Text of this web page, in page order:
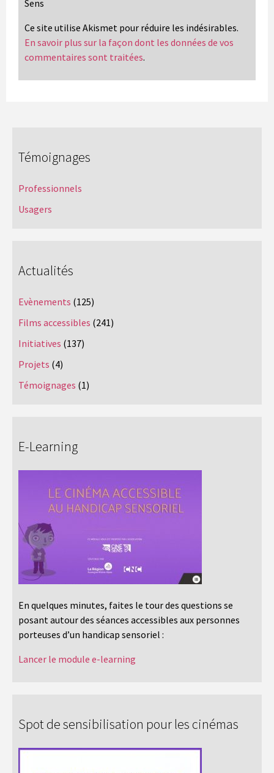
Sens
Ce site utilise Akismet pour réduire les indésirables.
En savoir plus sur la façon dont les données de vos
commentaires sont traitées.
Témoignages
Professionnels
Usagers
Actualités
Evènements (125)
Films accessibles (241)
Initiatives (137)
Projets (4)
Témoignages (1)
E-Learning
En quelques minutes, faites le tour des questions se
posant autour des séances accessibles aux personnes
porteuses d’un handicap sensoriel :
Lancer le module e-learning
Spot de sensibilisation pour les cinémas